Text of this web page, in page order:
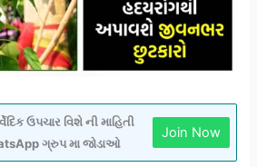
ઉપચાર વિશે ની માહિતી
ગ્રુપ મા જોડાઓ
Join Now